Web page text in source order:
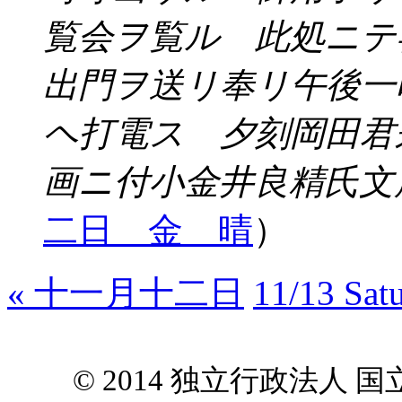
覧会ヲ覧ル 此処ニテ
出門ヲ送リ奉リ午後
ヘ打電ス 夕刻岡田
画ニ付小金井良精氏
二日 金 晴）
« 十一月十二日 11/13
© 2014 独立行政法人 国